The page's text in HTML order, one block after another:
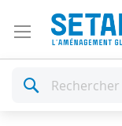
Rechercher